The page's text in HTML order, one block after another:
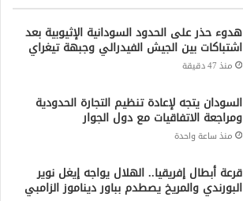
هدوء حذر على الحدود السودانية الإثيوبية بعد
اشتباكات بين الجيش الفيدرالي وجبهة تيغراي
منذ 47 دقيقة
السودان يتجه لإعادة تنظيم التجارة الحدودية
ومراجعة الاتفاقيات مع دول الجوار
منذ ساعة واحدة
قرعة أبطال إفريقيا.. الهلال يواجه إيغل نوير
البورندي والمريخ يصطدم بباور ديناموز الزامبي